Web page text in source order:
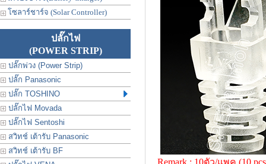
โซลาร์ชาร์จ (Solar Controller)
ปลั๊กไฟ
(POWER STRIP)
ปลั๊กพ่วง (Power Strip)
ปลั๊ก Panasonic
ปลั๊ก TOSHINO
ปลั๊กไฟ Movada
ปลั๊กไฟ Sentoshi
สวิทช์ เต้ารับ Panasonic
สวิทช์ เต้ารับ BF
Remark : 10ตัว/แพค (10